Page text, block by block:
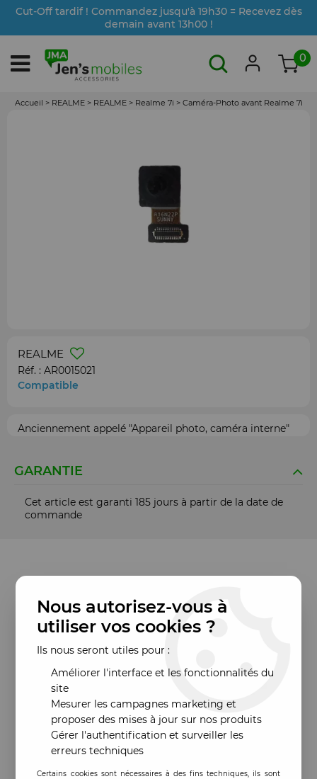
Cut-Off tardif ! Commandez jusqu'à 19h30 = Recevez dès
demain avant 13h00 !
0
Accueil > REALME > REALME > Realme 7i > Caméra-Photo avant Realme 7i
REALME
Réf. : AR0015021
Compatible
Anciennement appelé "Appareil photo, caméra interne"
GARANTIE
Cet article est garanti 185 jours à partir de la date de
commande
Nous autorisez-vous à
utiliser vos cookies ?
Ils nous seront utiles pour :
Améliorer l'interface et les fonctionnalités du
site
Mesurer les campagnes marketing et
proposer des mises à jour sur nos produits
Gérer l'authentification et surveiller les
erreurs techniques
Certains cookies sont nécessaires à des fins techniques, ils sont